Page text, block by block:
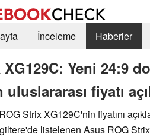
İnceleme Haberler
XG129C: Yeni 24:9
fiyatı
Strix XG129C'nin fiyatını
listelenen Asus ROG